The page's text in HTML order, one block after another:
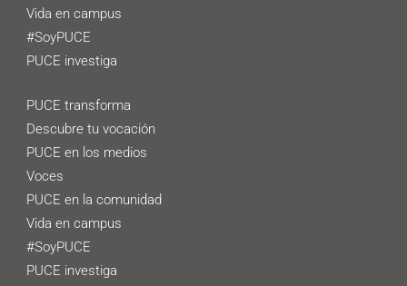
Vida en campus
#SoyPUCE
PUCE investiga
PUCE transforma
Descubre tu vocación
PUCE en los medios
Voces
PUCE en la comunidad
Vida en campus
#SoyPUCE
PUCE investiga